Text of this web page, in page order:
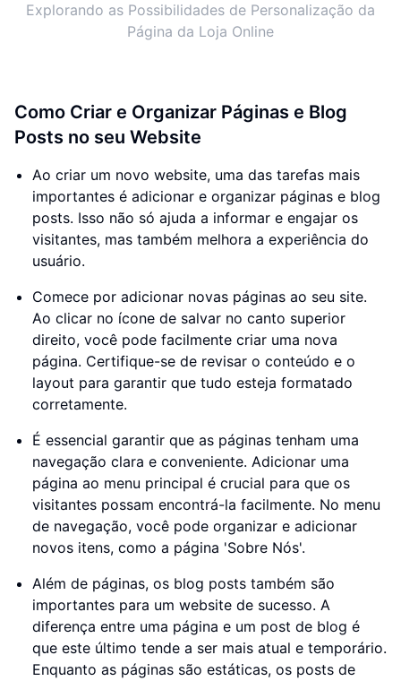
Explorando as Possibilidades de Personalização da
Página da Loja Online
Como Criar e Organizar Páginas e Blog
Posts no seu Website
Ao criar um novo website, uma das tarefas mais
importantes é adicionar e organizar páginas e blog
posts. Isso não só ajuda a informar e engajar os
visitantes, mas também melhora a experiência do
usuário.
Comece por adicionar novas páginas ao seu site.
Ao clicar no ícone de salvar no canto superior
direito, você pode facilmente criar uma nova
página. Certifique-se de revisar o conteúdo e o
layout para garantir que tudo esteja formatado
corretamente.
É essencial garantir que as páginas tenham uma
navegação clara e conveniente. Adicionar uma
página ao menu principal é crucial para que os
visitantes possam encontrá-la facilmente. No menu
de navegação, você pode organizar e adicionar
novos itens, como a página 'Sobre Nós'.
Além de páginas, os blog posts também são
importantes para um website de sucesso. A
diferença entre uma página e um post de blog é
que este último tende a ser mais atual e temporário.
Enquanto as páginas são estáticas, os posts de